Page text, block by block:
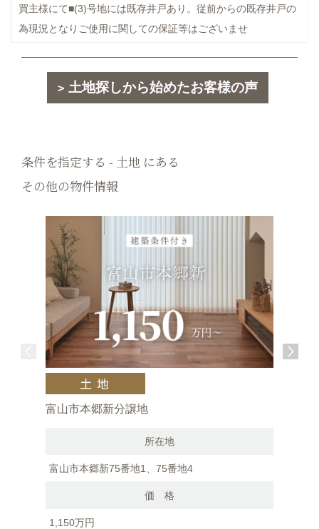
買主様にて■(3)号地には既存井戸あり。従前からの既存井戸の
為現況となりご使用に関しての保証等はございませ
土地探しから始めたお客様の声
条件を指定する - 土地 にある
その他の物件情報
富山市本郷新分譲地
所在地
富山市本郷新75番地1、75番地4
価 格
1,150万円